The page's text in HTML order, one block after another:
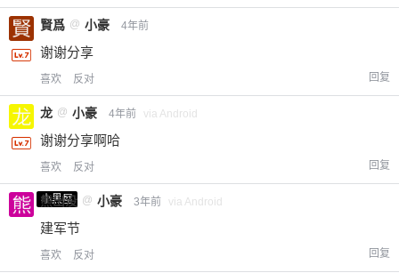
2 元
賢爲 @ 小豪 4年前
谢谢分享
喜欢 反对 回复
龙 @ 小豪 4年前 via Android
谢谢分享啊哈
喜欢 反对 回复
小黑屋
熊出没 @ 小豪 3年前 via Android
建军节
喜欢 反对 回复
您没有权限发布内容，请购买会员或者提升权
限。
6位以上